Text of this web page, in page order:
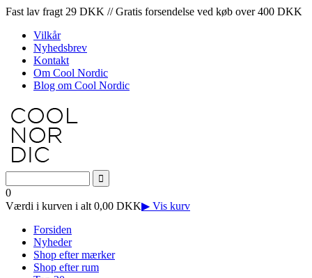
Fast lav fragt 29 DKK // Gratis forsendelse ved køb over 400 DKK
Vilkår
Nyhedsbrev
Kontakt
Om Cool Nordic
Blog om Cool Nordic
0
Værdi i kurven i alt 0,00 DKK▶ Vis kurv
Forsiden
Nyheder
Shop efter mærker
Shop efter rum